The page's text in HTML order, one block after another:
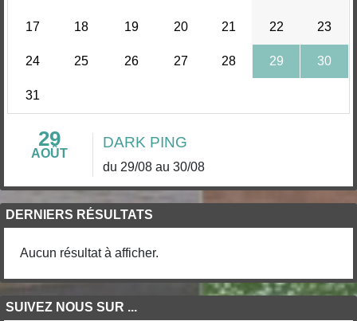
17 18 19 20 21 22 23
24 25 26 27 28 29 30
31
29
AOÛT
DARK PING
du 29/08 au 30/08
DERNIERS RÉSULTATS
Aucun résultat à afficher.
SUIVEZ NOUS SUR ...